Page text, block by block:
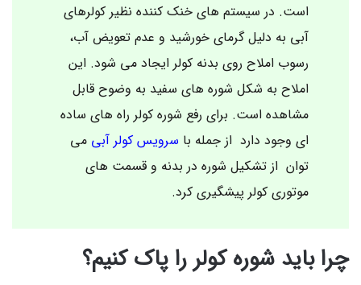
است. در سیستم های خنک کننده نظیر کولرهای
آبی به دلیل گرمای خورشید و عدم تعویض آب،
رسوب املاح روی بدنه کولر ایجاد می شود. این
املاح به شکل شوره های سفید به وضوح قابل
مشاهده است. برای رفع شوره کولر راه های ساده
ای وجود دارد از جمله با سرویس کولر آبی می
توان از تشکیل شوره در بدنه و قسمت های
موتوری کولر پیشگیری کرد.
چرا باید شوره کولر را پاک کنیم؟